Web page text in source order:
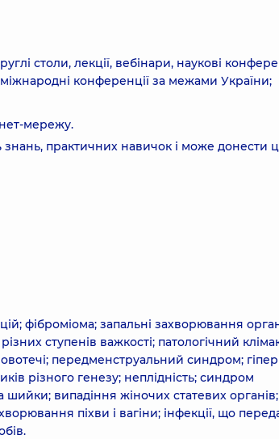
столи, лекції, вебінари, наукові
міжнародні конференції за межами України;
мережу.
знань, практичних навичок і може донести
фіброміома; запальні захворювання
ступенів важкості; патологічний
передменструальний синдром;
різного генезу; неплідність; синдром
шийки; випадіння жіночих статевих органів;
піхви і вагіни; інфекції, що